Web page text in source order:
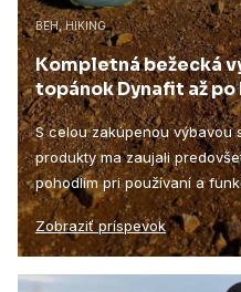
BEH, HIKING
Kompletná bežecká
topánok Dynafit až
S celou zakúpenou výbavou
produkty ma zaujali
pohodlím pri používaní a
Zobraziť príspevok